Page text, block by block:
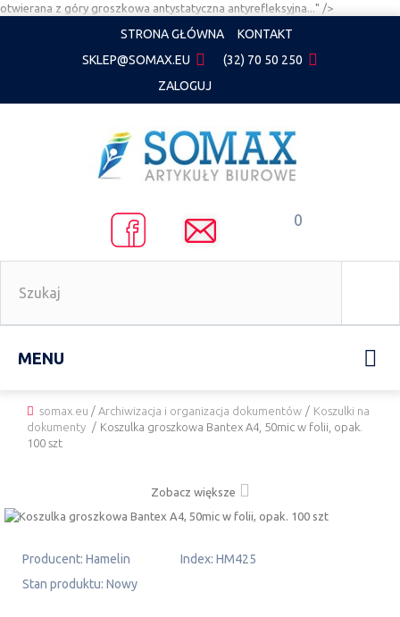
otwierana z góry groszkowa antystatyczna antyrefleksyjna..." />
STRONA GŁÓWNA
KONTAKT
SKLEP@SOMAX.EU
(32) 70 50 250
ZALOGUJ
0
MENU
somax.eu / Archiwizacja i organizacja dokumentów / Koszulki na
dokumenty / Koszulka groszkowa Bantex A4, 50mic w folii, opak.
100 szt
Zobacz większe
Producent: Hamelin Index: HM425
Stan produktu: Nowy